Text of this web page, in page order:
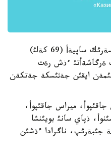
سةيسةنبئ، مامئردئث 18-ئندة سةرئك ساپيةأ (69 كةلئ)
ةرگاشةأتئ ءذش رةت
جئبةرئپ، 10:0 ةسةبئمةن ايقئن جةثئسكة جةتكةن
ميراس جاقئپوأ،
ذپاي سانئ بويئنشا
جئبةرئپ، ناگرادا ءذشئن